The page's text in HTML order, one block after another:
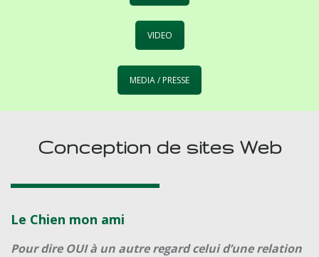
VIDEO
MEDIA / PRESSE
Conception de sites Web
Le Chien mon ami
Pour dire OUI à un autre regard celui d’une relation